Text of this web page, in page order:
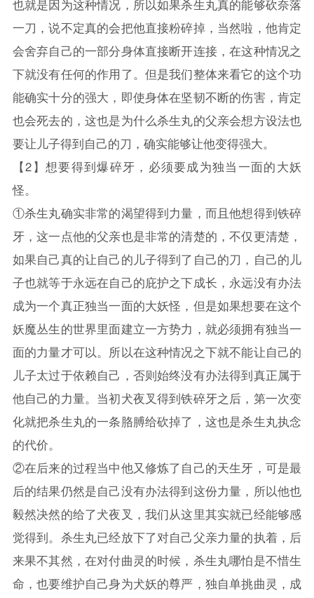
也就是因为这种情况，所以如果杀生丸真的能够砍奈落
一刀，说不定真的会把他直接粉碎掉，当然啦，他肯定
会舍弃自己的一部分身体直接断开连接，在这种情况之
下就没有任何的作用了。但是我们整体来看它的这个功
能确实十分的强大，即使身体在坚韧不断的伤害，肯定
也会死去的，这也是为什么杀生丸的父亲会想方设法也
要让儿子得到自己的刀，确实能够让他变得强大。
【2】想要得到爆碎牙，必须要成为独当一面的大妖
怪。
①杀生丸确实非常的渴望得到力量，而且他想得到铁碎
牙，这一点他的父亲也是非常的清楚的，不仅更清楚，
如果自己真的让自己的儿子得到了自己的刀，自己的儿
子也就等于永远在自己的庇护之下成长，永远没有办法
成为一个真正独当一面的大妖怪，但是如果想要在这个
妖魔丛生的世界里面建立一方势力，就必须拥有独当一
面的力量才可以。所以在这种情况之下就不能让自己的
儿子太过于依赖自己，否则始终没有办法得到真正属于
他自己的力量。当初犬夜叉得到铁碎牙之后，第一次变
化就把杀生丸的一条胳膊给砍掉了，这也是杀生丸执念
的代价。
②在后来的过程当中他又修炼了自己的天生牙，可是最
后的结果仍然是自己没有办法得到这份力量，所以他也
毅然决然的给了犬夜叉，我们从这里其实就已经能够感
觉得到。杀生丸已经放下了对自己父亲力量的执着，后
来果不其然，在对付曲灵的时候，杀生丸哪怕是不惜生
命，也要维护自己身为犬妖的尊严，独自单挑曲灵，成